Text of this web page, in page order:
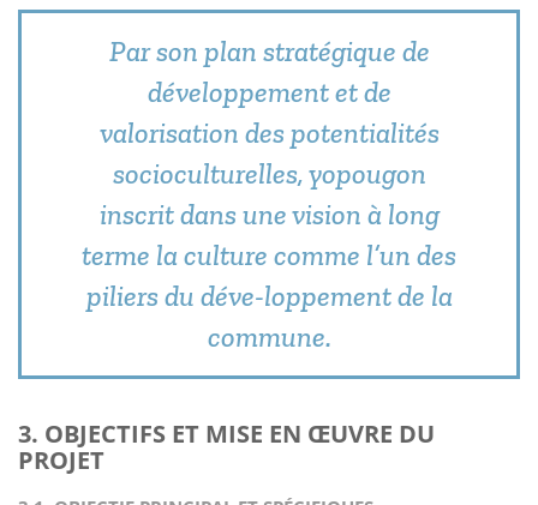
Par son plan stratégique de
développement et de
valorisation des potentialités
socioculturelles, yopougon
inscrit dans une vision à long
terme la culture comme l’un des
piliers du déve-loppement de la
commune.
3. OBJECTIFS ET MISE EN ŒUVRE DU
PROJET